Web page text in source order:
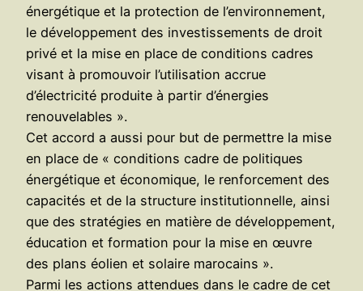
énergétique et la protection de l’environnement,
le développement des investissements de droit
privé et la mise en place de conditions cadres
visant à promouvoir l’utilisation accrue
d’électricité produite à partir d’énergies
renouvelables ».
Cet accord a aussi pour but de permettre la mise
en place de « conditions cadre de politiques
énergétique et économique, le renforcement des
capacités et de la structure institutionnelle, ainsi
que des stratégies en matière de développement,
éducation et formation pour la mise en œuvre
des plans éolien et solaire marocains ».
Parmi les actions attendues dans le cadre de cet